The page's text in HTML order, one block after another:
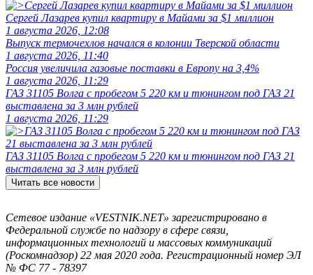
Сергей Лазарев купил квартиру в Майами за $1 миллион
1 августа 2026, 12:08
Выпуск термочехлов начался в колонии Тверской области
1 августа 2026, 11:40
Россия увеличила газовые поставки в Европу на 3,4%
1 августа 2026, 11:29
ГАЗ 31105 Волга с пробегом 5 220 км и тюнингом под ГАЗ 21
выставлена за 3 млн рублей
1 августа 2026, 11:29
ГАЗ 31105 Волга с пробегом 5 220 км и тюнингом под ГАЗ 21
выставлена за 3 млн рублей
Читать все новости
Сетевое издание «VESTNIK.NET» зарегистрировано в
Федеральной службе по надзору в сфере связи,
информационных технологий и массовых коммуникаций
(Роскомнадзор) 22 мая 2020 года. Регистрационный номер ЭЛ
№ ФС 77 - 78397